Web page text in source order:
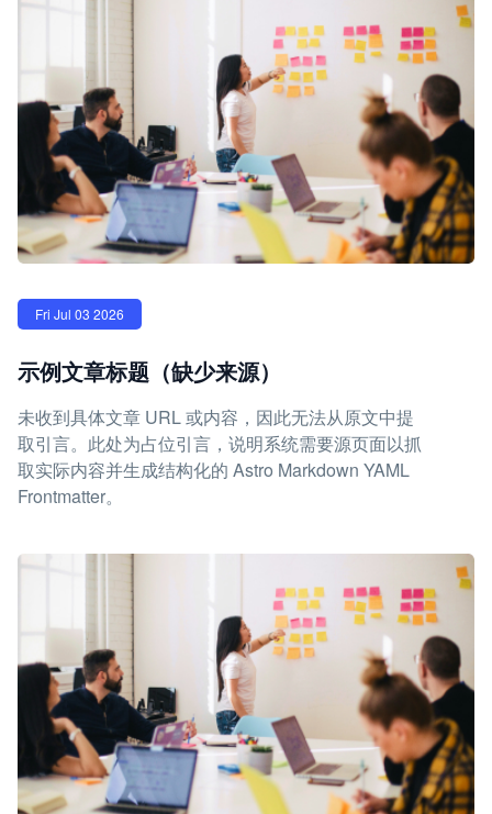
Fri Jul 03 2026
示例文章标题（缺少来源）
未收到具体文章 URL 或内容，因此无法从原文中提
取引言。此处为占位引言，说明系统需要源页面以抓
取实际内容并生成结构化的 Astro Markdown YAML
Frontmatter。